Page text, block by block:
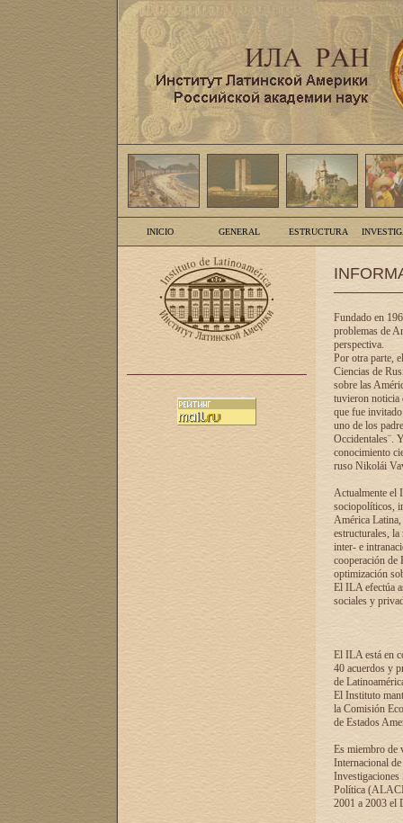
INICIO GENERAL ESTRUCTURA
Fundado en
problemas de
perspectiva.
Por otra parte,
Ciencias de
sobre las
tuvieron noticia
que fue
uno de los
Occidentales¨.
conocimiento
ruso Nikolái
Actualmente el
sociopolíticos,
América Latina,
estructurales,
inter- e
cooperación de
optimización
El ILA efectúa
sociales y
El ILA está en
40 acuerdos y
de
El Instituto
la Comisión
de Estados
Es miembro de
Internacional
Investigaciones
Política
2001 a 2003 el